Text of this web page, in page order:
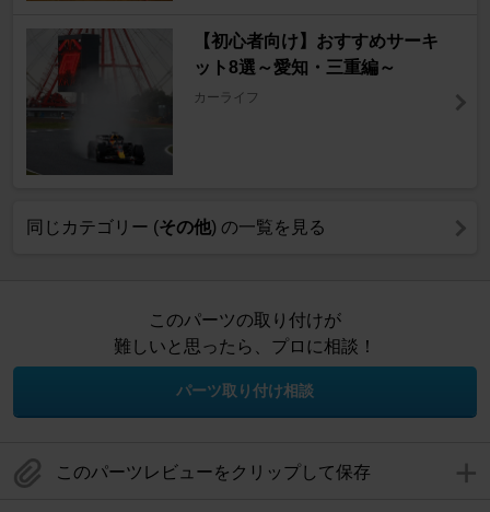
【初心者向け】おすすめサーキ
ット8選～愛知・三重編～
カーライフ
同じカテゴリー (その他) の一覧を見る
このパーツの取り付けが
難しいと思ったら、プロに相談！
パーツ取り付け相談
このパーツレビューをクリップして保存